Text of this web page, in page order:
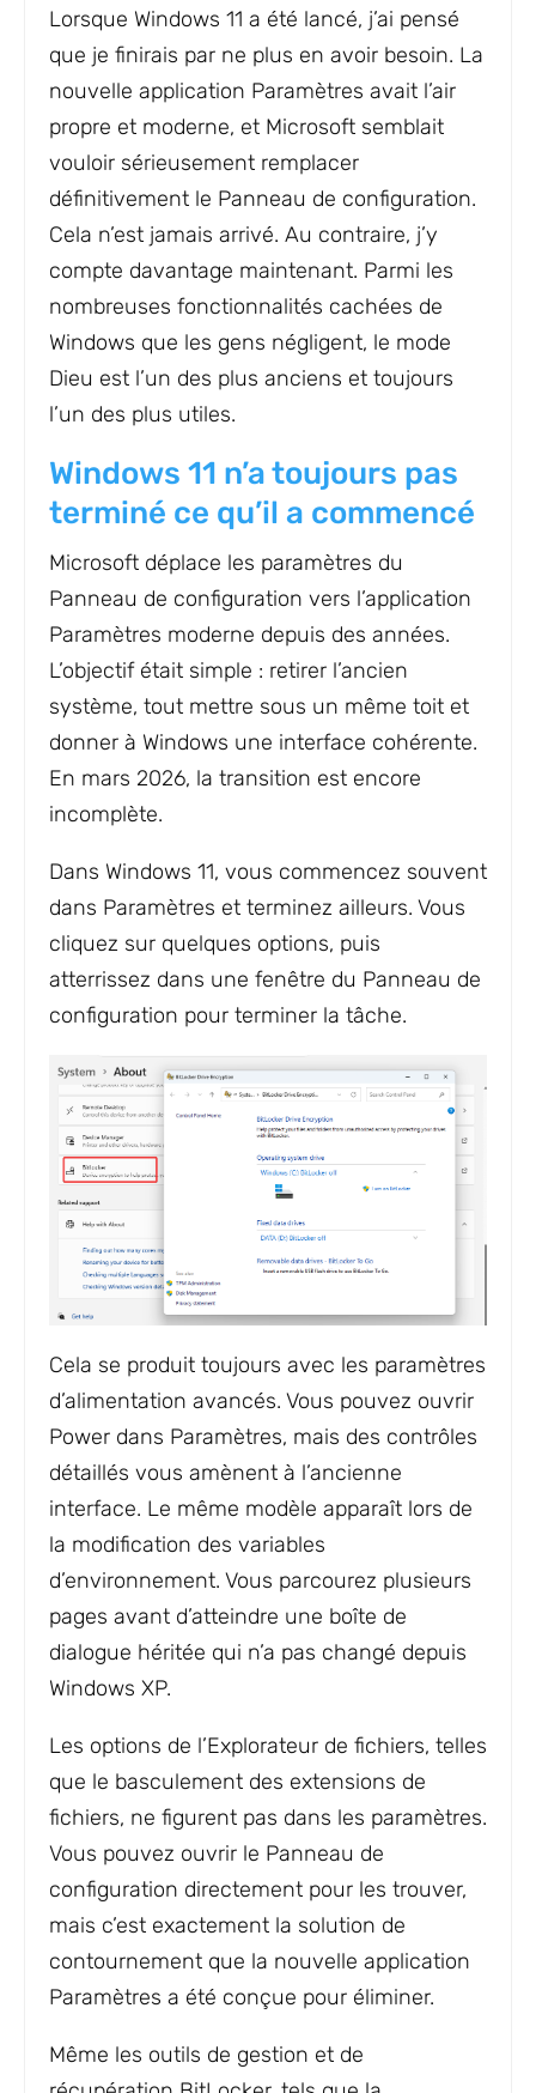
Lorsque Windows 11 a été lancé, j’ai pensé
que je finirais par ne plus en avoir besoin. La
nouvelle application Paramètres avait l’air
propre et moderne, et Microsoft semblait
vouloir sérieusement remplacer
définitivement le Panneau de configuration.
Cela n’est jamais arrivé. Au contraire, j’y
compte davantage maintenant. Parmi les
nombreuses fonctionnalités cachées de
Windows que les gens négligent, le mode
Dieu est l’un des plus anciens et toujours
l’un des plus utiles.
Windows 11 n’a toujours pas
terminé ce qu’il a commencé
Microsoft déplace les paramètres du
Panneau de configuration vers l’application
Paramètres moderne depuis des années.
L’objectif était simple : retirer l’ancien
système, tout mettre sous un même toit et
donner à Windows une interface cohérente.
En mars 2026, la transition est encore
incomplète.
Dans Windows 11, vous commencez souvent
dans Paramètres et terminez ailleurs. Vous
cliquez sur quelques options, puis
atterrissez dans une fenêtre du Panneau de
configuration pour terminer la tâche.
Cela se produit toujours avec les paramètres
d’alimentation avancés. Vous pouvez ouvrir
Power dans Paramètres, mais des contrôles
détaillés vous amènent à l’ancienne
interface. Le même modèle apparaît lors de
la modification des variables
d’environnement. Vous parcourez plusieurs
pages avant d’atteindre une boîte de
dialogue héritée qui n’a pas changé depuis
Windows XP.
Les options de l’Explorateur de fichiers, telles
que le basculement des extensions de
fichiers, ne figurent pas dans les paramètres.
Vous pouvez ouvrir le Panneau de
configuration directement pour les trouver,
mais c’est exactement la solution de
contournement que la nouvelle application
Paramètres a été conçue pour éliminer.
Même les outils de gestion et de